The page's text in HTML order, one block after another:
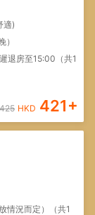
適)
）
退房至15:00（共1
425 HKD 421+
情況而定）（共1